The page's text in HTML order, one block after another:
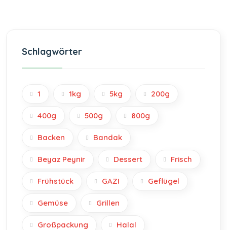
Schlagwörter
1 1kg 5kg 200g
400g 500g 800g
Backen Bandak
Beyaz Peynir Dessert Frisch
Frühstück GAZI Geflügel
Gemüse Grillen
Großpackung Halal